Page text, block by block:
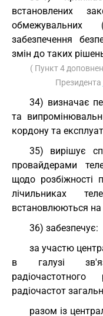
встановлених
обмежувальних
забезпечення
змін до таких
( Пункт 4
Президента
34) визначає
та
кордону та
35) вирішує
провайдерами
щодо розбіжності
лічильниках
встановлюються на
36) забезпечує:
за участю
в галузі
радіочастот
разом із